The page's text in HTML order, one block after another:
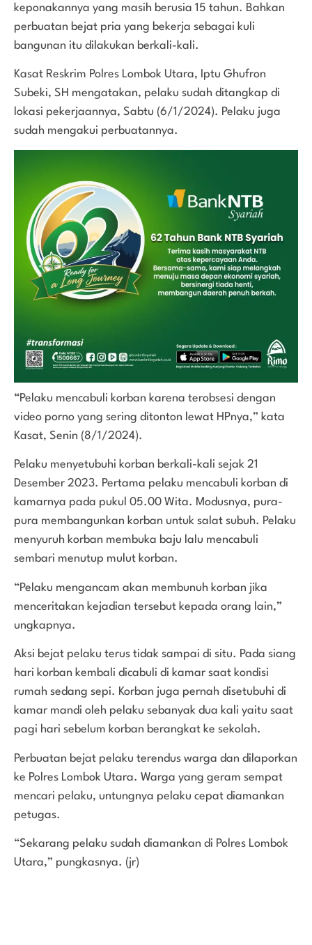
keponakannya yang masih berusia 15 tahun. Bahkan
perbuatan bejat pria yang bekerja sebagai kuli
bangunan itu dilakukan berkali-kali.
Kasat Reskrim Polres Lombok Utara, Iptu Ghufron
Subeki, SH mengatakan, pelaku sudah ditangkap di
lokasi pekerjaannya, Sabtu (6/1/2024). Pelaku juga
sudah mengakui perbuatannya.
“Pelaku mencabuli korban karena terobsesi dengan
video porno yang sering ditonton lewat HPnya,” kata
Kasat, Senin (8/1/2024).
Pelaku menyetubuhi korban berkali-kali sejak 21
Desember 2023. Pertama pelaku mencabuli korban di
kamarnya pada pukul 05.00 Wita. Modusnya, pura-
pura membangunkan korban untuk salat subuh. Pelaku
menyuruh korban membuka baju lalu mencabuli
sembari menutup mulut korban.
“Pelaku mengancam akan membunuh korban jika
menceritakan kejadian tersebut kepada orang lain,”
ungkapnya.
Aksi bejat pelaku terus tidak sampai di situ. Pada siang
hari korban kembali dicabuli di kamar saat kondisi
rumah sedang sepi. Korban juga pernah disetubuhi di
kamar mandi oleh pelaku sebanyak dua kali yaitu saat
pagi hari sebelum korban berangkat ke sekolah.
Perbuatan bejat pelaku terendus warga dan dilaporkan
ke Polres Lombok Utara. Warga yang geram sempat
mencari pelaku, untungnya pelaku cepat diamankan
petugas.
“Sekarang pelaku sudah diamankan di Polres Lombok
Utara,” pungkasnya. (jr)